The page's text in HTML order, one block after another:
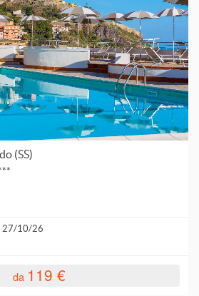
(SS)
27/10/26
da 119 €